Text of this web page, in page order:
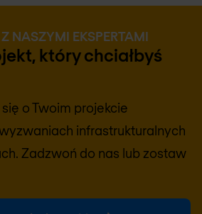
NASZYMI EKSPERTAMI
który chciałbyś
o Twoim projekcie
infrastrukturalnych
Zadzwoń do nas lub zostaw